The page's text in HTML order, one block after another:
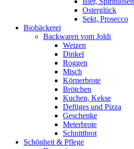
Osterglück
Sekt, Prosecco
Biobäckerei
Backwaren vom Joldi
Weizen
Dinkel
Roggen
Misch
Körnerbrote
Brötchen
Kuchen, Kekse
Deftiges und Pizza
Geschenke
Meterbrote
Schnittbrot
Schönheit & Pflege